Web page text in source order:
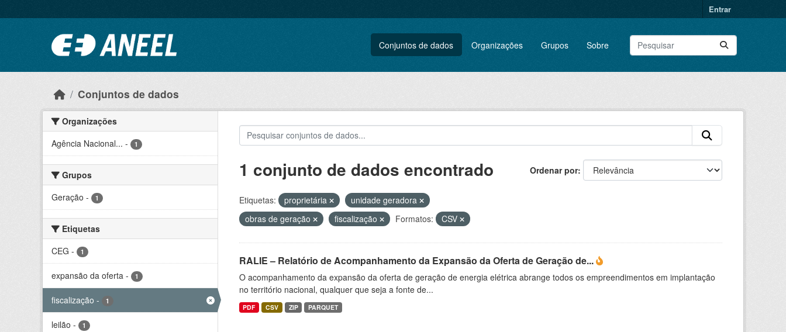
Entrar
Conjuntos de dados Organizações Grupos Sobre
Conjuntos de dados
Organizações
Agência Nacional... - 1
Grupos
Geração - 1
Etiquetas
CEG - 1
expansão da oferta - 1
fiscalização - 1
leilão - 1
Ordenar por
1 conjunto de dados encontrado
Etiquetas: proprietária
unidade geradora
obras de geração
fiscalização Formatos: CSV
RALIE – Relatório de Acompanhamento da Expansão da Oferta de Geração de...
O acompanhamento da expansão da oferta de geração de energia elétrica abrange todos os empreendimentos em implantação
no território nacional, qualquer que seja a fonte de...
PDF CSV ZIP PARQUET